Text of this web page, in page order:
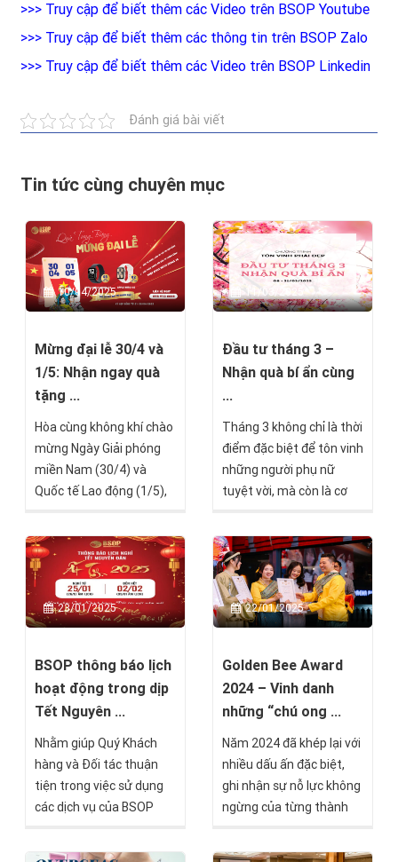
>>> Truy cập để biết thêm các Video trên BSOP Youtube
>>> Truy cập để biết thêm các thông tin trên BSOP Zalo
>>> Truy cập để biết thêm các Video trên BSOP Linkedin
Đánh giá bài viết
Tin tức cùng chuyên mục
10/04/2025
Mừng đại lễ 30/4 và
1/5: Nhận ngay quà
tặng ...
Hòa cùng không khí chào
mừng Ngày Giải phóng
miền Nam (30/4) và
Quốc tế Lao động (1/5),
trình “Quà tặng tưng
bừng - Mừng đại lễ”,
nhằm tri ân khách hàng
đã và đang tin tưởng
đồng hành cùng BSOP
và ưu đãi tài chính thiết
thực.
11/03/2025
Đầu tư tháng 3 –
Nhận quà bí ẩn cùng
...
Tháng 3 không chỉ là thời
điểm đặc biệt để tôn vinh
những người phụ nữ
tuyệt vời, mà còn là cơ
tương lai thịnh vượng.
Nhân dịp Ngày Quốc tế
Phụ nữ 8/3, BSOP xin
dành tặng chương trình
ưu đãi đặc biệt nhằm tri
những người luôn mạnh
mẽ, bản lĩnh và không
ngừng vươn xa.
23/01/2025
BSOP thông báo lịch
hoạt động trong dịp
Tết Nguyên ...
Nhằm giúp Quý Khách
hàng và Đối tác thuận
tiện trong việc sử dụng
các dịch vụ của BSOP
đán Ất Tỵ 2025, chúng
22/01/2025
Golden Bee Award
2024 – Vinh danh
những “chú ong ...
Năm 2024 đã khép lại với
nhiều dấu ấn đặc biệt,
ghi nhận sự nỗ lực không
ngừng của từng thành
BSOP. Để tri ân những